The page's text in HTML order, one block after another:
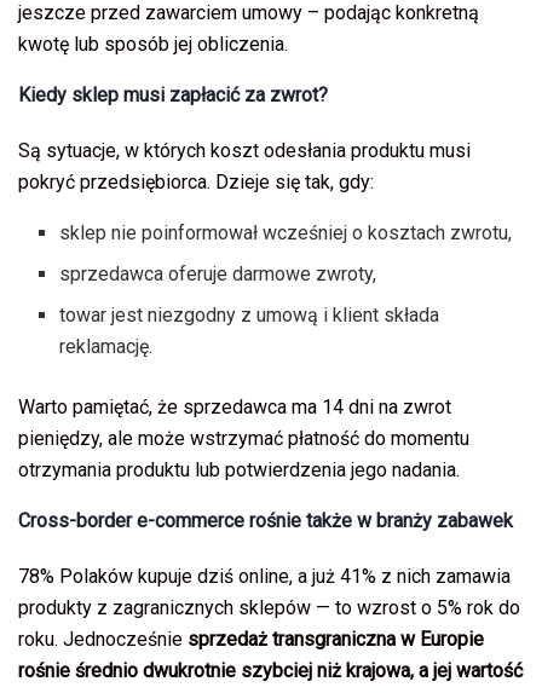
jeszcze przed zawarciem umowy – podając konkretną
kwotę lub sposób jej obliczenia.
Kiedy sklep musi zapłacić za zwrot?
Są sytuacje, w których koszt odesłania produktu musi
pokryć przedsiębiorca. Dzieje się tak, gdy:
sklep nie poinformował wcześniej o kosztach zwrotu,
sprzedawca oferuje darmowe zwroty,
towar jest niezgodny z umową i klient składa
reklamację.
Warto pamiętać, że sprzedawca ma 14 dni na zwrot
pieniędzy, ale może wstrzymać płatność do momentu
otrzymania produktu lub potwierdzenia jego nadania.
Cross-border e-commerce rośnie także w branży zabawek
78% Polaków kupuje dziś online, a już 41% z nich zamawia
produkty z zagranicznych sklepów — to wzrost o 5% rok do
roku. Jednocześnie sprzedaż transgraniczna w Europie
rośnie średnio dwukrotnie szybciej niż krajowa, a jej wartość